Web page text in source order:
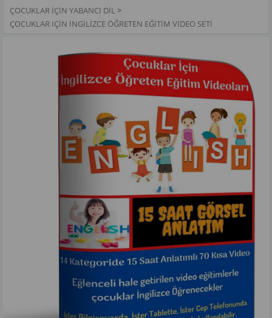
ÇOCUKLAR İÇIN YABANCI DIL>
ÇOCUKLAR IÇIN İNGILIZCE ÖĞRETEN EĞITIM VIDEO SETI